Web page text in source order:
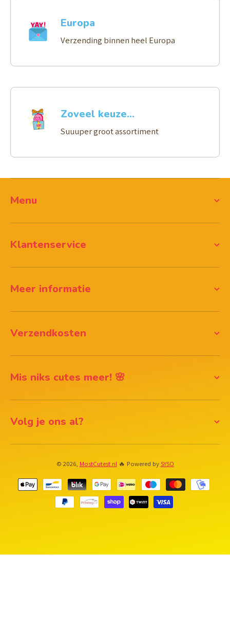
Europa
Verzending binnen heel Europa
Zoveel keuze...
Suuuper groot assortiment
Menu
Klantenservice
Meer informatie
Verzendkosten
Mis niks cutes meer! 🌸
Volg je ons al?
© 2026, MostCutest.nl 🔥 Powered by SYSO
Betaalmethodes